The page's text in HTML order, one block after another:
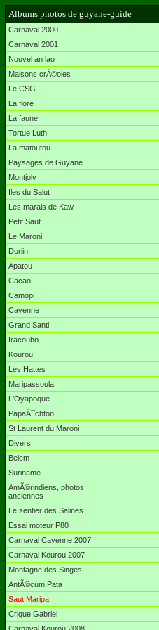
Albums photos de guyane-guide
Carnaval 2000
Carnaval 2001
Nouvel an lao
Maisons crÃ©oles
Le CSG
La flore
La faune
Tortue Luth
La matoutou
Paysages de Guyane
Montjoly
Iles du Salut
Les marais de Kaw
Petit Saut
Le Maroni
Dorlin
Apatou
Cacao
Camopi
Cayenne
Grand Santi
Iracoubo
Kourou
Les Hattes
Maripassoula
L'Oyapoque
PapaÃ¯chton
St Laurent du Maroni
Divers
Belem
Suriname
AmÃ©rindiens, photos
anciennes
Le sentier des Salines
Essai moteur P80
Carnaval Cayenne 2007
Carnaval Kourou 2007
Montagne des Singes
AntÃ©cum Pata
Saut Maripa
Crique Gabriel